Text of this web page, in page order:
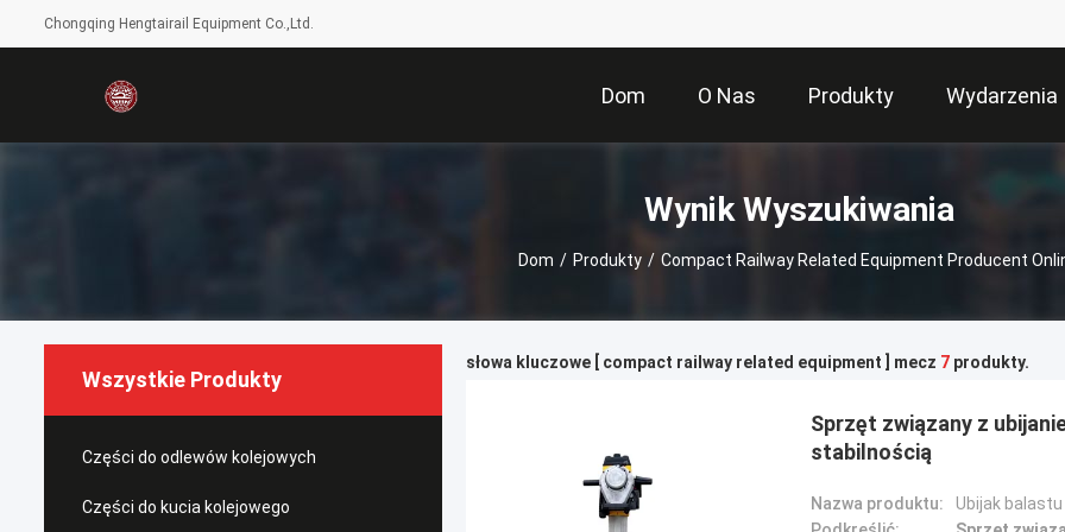
Chongqing Hengtairail Equipment Co.,Ltd.
Dom O Nas Produkty Wydarzenia
Wynik Wyszukiwania
Dom / Produkty / Compact Railway Related Equipment Producent
Wszystkie Produkty
Części do odlewów kolejowych
Części do kucia kolejowego
słowa kluczowe [ compact railway related equipment ] mecz 7 produkty.
Sprzęt związany z
stabilnością
Nazwa produktu:
Ubijak balastu